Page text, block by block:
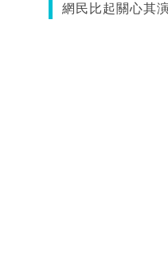
網民比起關心其